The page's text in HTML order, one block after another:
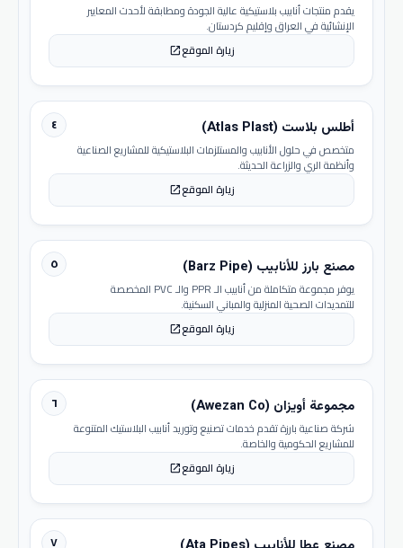
يقدم منتجات أنابيب بلاستيكية عالية الجودة ومطابقة لأحدث المعايير
الإنشائية في العراق وإقليم كردستان.
زيارة الموقعopen_in_new
٤ أطلس بلاست (Atlas Plast)
متخصص في حلول الأنابيب والمستلزمات البلاستيكية للمشاريع الصناعية
وأنظمة الري والزراعة الحديثة.
زيارة الموقعopen_in_new
٥ مصنع بارز للأنابيب (Barz Pipe)
يوفر مجموعة متكاملة من أنابيب الـ PPR والـ PVC المخصصة
للتمديدات الصحية المنزلية والمباني السكنية.
زيارة الموقعopen_in_new
٦ مجموعة أويزان (Awezan Co)
شركة صناعية بارزة تقدم خدمات تصنيع وتوريد أنابيب البلاستيك المتنوعة
للمشاريع الحكومية والخاصة.
زيارة الموقعopen_in_new
٧